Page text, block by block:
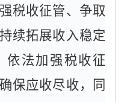
税收征管、争取
续拓展收入稳定
依法加强税收征
保应收尽收，同